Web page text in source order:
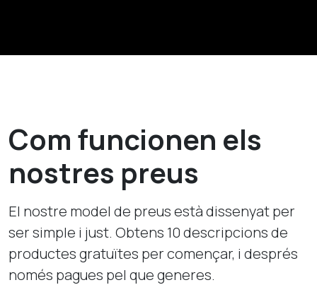
Com funcionen els
nostres preus
El nostre model de preus està dissenyat per
ser simple i just. Obtens 10 descripcions de
productes gratuïtes per començar, i després
només pagues pel que generes.